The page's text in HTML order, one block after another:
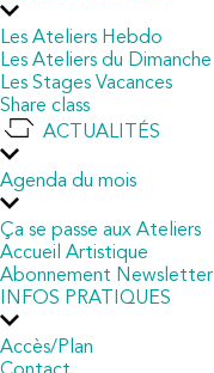
Les Ateliers Hebdo
Les Ateliers du Dimanche
Les Stages Vacances
Share class
ACTUALITÉS
Agenda du mois
Ça se passe aux Ateliers
Accueil Artistique
Abonnement Newsletter
INFOS PRATIQUES
Accès/Plan